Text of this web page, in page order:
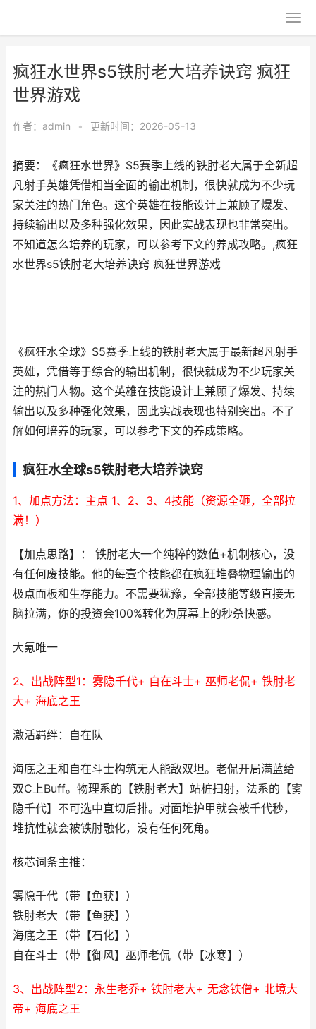
疯狂水世界s5铁肘老大培养诀窍 疯狂
世界游戏
作者： admin • 更新时间：2026-05-13
摘要：《疯狂水世界》S5赛季上线的铁肘老大属于全新超
凡射手英雄凭借相当全面的输出机制，很快就成为不少玩
家关注的热门角色。这个英雄在技能设计上兼顾了爆发、
持续输出以及多种强化效果，因此实战表现也非常突出。
不知道怎么培养的玩家，可以参考下文的养成攻略。,疯狂
水世界s5铁肘老大培养诀窍 疯狂世界游戏
《疯狂水全球》S5赛季上线的铁肘老大属于最新超凡射手
英雄，凭借等于综合的输出机制，很快就成为不少玩家关
注的热门人物。这个英雄在技能设计上兼顾了爆发、持续
输出以及多种强化效果，因此实战表现也特别突出。不了
解如何培养的玩家，可以参考下文的养成策略。
疯狂水全球s5铁肘老大培养诀窍
1、加点方法：主点 1、2、3、4技能（资源全砸，全部拉
满！）
【加点思路】： 铁肘老大一个纯粹的数值+机制核心，没
有任何废技能。他的每壹个技能都在疯狂堆叠物理输出的
极点面板和生存能力。不需要犹豫，全部技能等级直接无
脑拉满，你的投资会100%转化为屏幕上的秒杀快感。
大氪唯一
2、出战阵型1：雾隐千代+ 自在斗士+ 巫师老侃+ 铁肘老
大+ 海底之王
激活羁绊：自在队
海底之王和自在斗士构筑无人能敌双坦。老侃开局满蓝给
双C上Buff。物理系的【铁肘老大】站桩扫射，法系的【雾
隐千代】不可选中直切后排。对面堆护甲就会被千代秒，
堆抗性就会被铁肘融化，没有任何死角。
核芯词条主推：
雾隐千代（带【鱼获】）
铁肘老大（带【鱼获】）
海底之王（带【石化】）
自在斗士（带【御风】巫师老侃（带【冰寒】）
3、出战阵型2：永生老乔+ 铁肘老大+ 无念铁僧+ 北境大
帝+ 海底之王